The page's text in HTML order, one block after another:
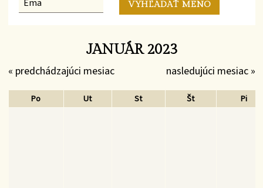
JANUÁR 2023
« predchádzajúci mesiac nasledujúci mesiac »
Po Ut St Št Pi